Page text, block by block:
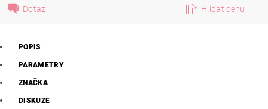
Dotaz Hlídat cenu
POPIS
PARAMETRY
ZNAČKA
DISKUZE